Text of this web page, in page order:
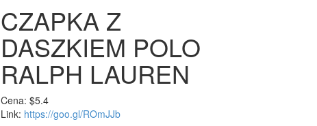
CZAPKA Z
DASZKIEM POLO
RALPH LAUREN
Cena: $5.4
Link: https://goo.gl/ROmJJb